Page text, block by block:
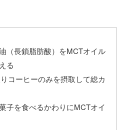
（長鎖脂肪酸）をMCTオイル
る
コーヒーのみを摂取して総カ
子を食べるかわりにMCTオイ